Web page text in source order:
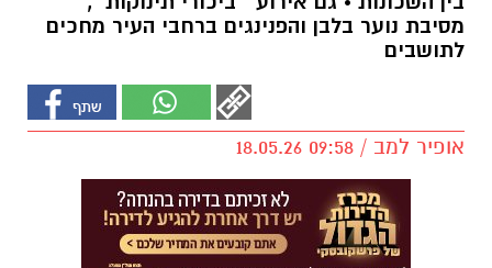
מסיבת נוער בלבן והפנינגים ברחבי העיר מחכים
לתושבים
אופיר למב / 09:58 18.05.26